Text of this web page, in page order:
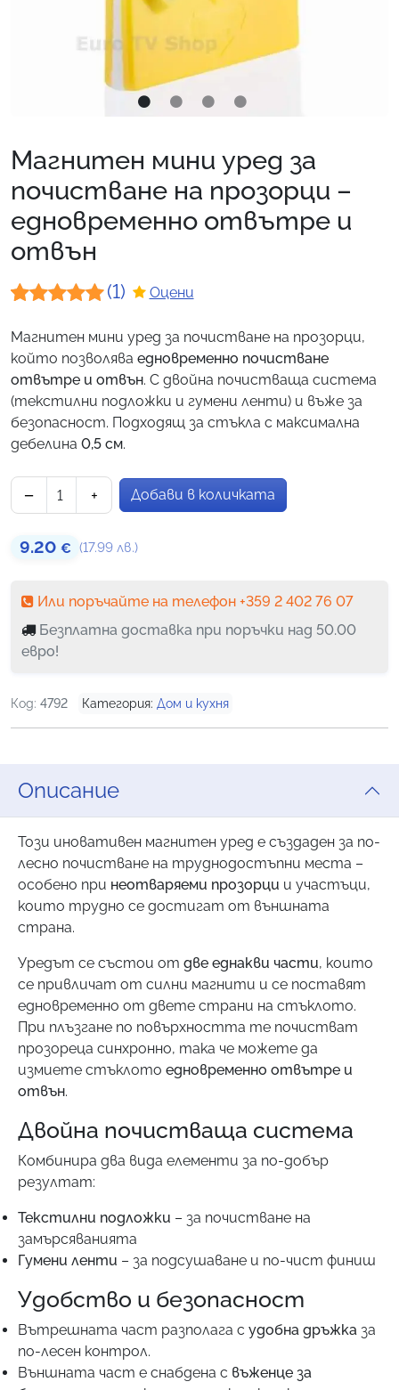
Магнитен мини уред за
почистване на прозорци –
едновременно отвътре и
отвън
5.00от 5,
базирано
на
потребителски
(1) Оцени
Магнитен мини уред за почистване на прозорци,
който позволява едновременно почистване
отвътре и отвън. С двойна почистваща система
(текстилни подложки и гумени ленти) и въже за
безопасност. Подходящ за стъкла с максимална
дебелина 0,5 см.
количество за Магнитен мини уред за почистване
− + Добави в количката
9.20 € (17.99 лв.)
Или поръчайте на телефон +359 2 402 76 07
Безплатна доставка при поръчки над 50.00
евро!
Код: 4792 Категория: Дом и кухня
Описание
Този иновативен магнитен уред е създаден за по-
лесно почистване на труднодостъпни места –
особено при неотваряеми прозорци и участъци,
които трудно се достигат от външната
страна.
Уредът се състои от две еднакви части, които
се привличат от силни магнити и се поставят
едновременно от двете страни на стъклото.
При плъзгане по повърхността те почистват
прозореца синхронно, така че можете да
измиете стъклото едновременно отвътре и
отвън.
Двойна почистваща система
Комбинира два вида елементи за по-добър
резултат:
Текстилни подложки – за почистване на
замърсяванията
Гумени ленти – за подсушаване и по-чист финиш
Удобство и безопасност
Вътрешната част разполага с удобна дръжка за
по-лесен контрол.
Външната част е снабдена с въженце за